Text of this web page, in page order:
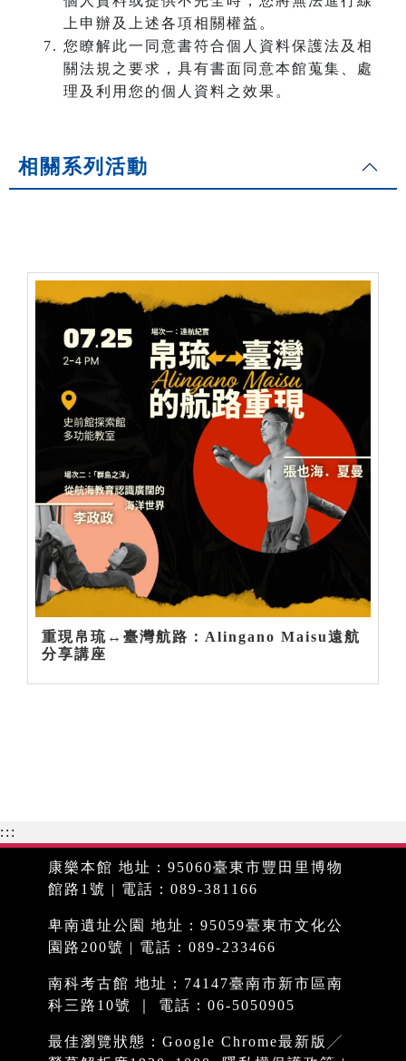
上申辦及上述各項相關權益。
您瞭解此一同意書符合個人資料保護法及相
關法規之要求，具有書面同意本館蒐集、處
理及利用您的個人資料之效果。
相關系列活動
重現帛琉↔臺灣航路：Alingano Maisu遠航
分享講座
:::
康樂本館 地址：95060臺東市豐田里博物
館路1號 | 電話：089-381166
卑南遺址公園 地址：95059臺東市文化公
園路200號 | 電話：089-233466
南科考古館 地址：74147臺南市新市區南
科三路10號 ｜ 電話：06-5050905
最佳瀏覽狀態：Google Chrome最新版╱